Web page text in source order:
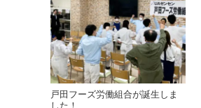
戸田フーズ労働組合が誕生しま
した！